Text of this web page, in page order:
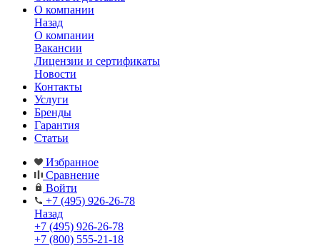
О компании
Назад
О компании
Вакансии
Лицензии и сертификаты
Новости
Контакты
Услуги
Бренды
Гарантия
Статьи
Избранное
Сравнение
Войти
+7 (495) 926-26-78
Назад
+7 (495) 926-26-78
+7 (800) 555-21-18